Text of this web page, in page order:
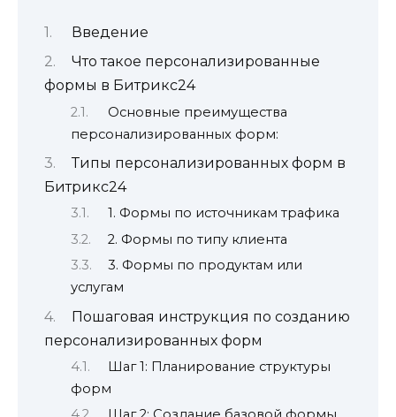
Введение
Что такое персонализированные
формы в Битрикс24
Основные преимущества
персонализированных форм:
Типы персонализированных форм в
Битрикс24
1. Формы по источникам трафика
2. Формы по типу клиента
3. Формы по продуктам или
услугам
Пошаговая инструкция по созданию
персонализированных форм
Шаг 1: Планирование структуры
форм